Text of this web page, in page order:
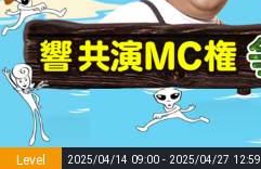
Level 2025/04/14 09:00 - 2025/04/27 12:59